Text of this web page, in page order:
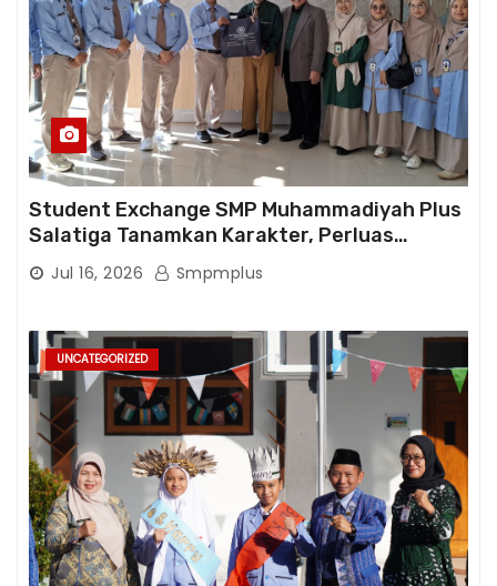
Student Exchange SMP Muhammadiyah Plus
Salatiga Tanamkan Karakter, Perluas
Wawasan, dan Tumbuhkan Semangat
Berprestasi
Jul 16, 2026 Smpmplus
UNCATEGORIZED